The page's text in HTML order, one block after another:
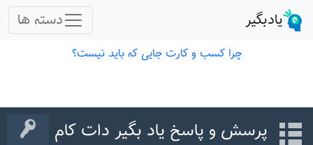
پرسش و پاسخ یاد بگیر دات کام